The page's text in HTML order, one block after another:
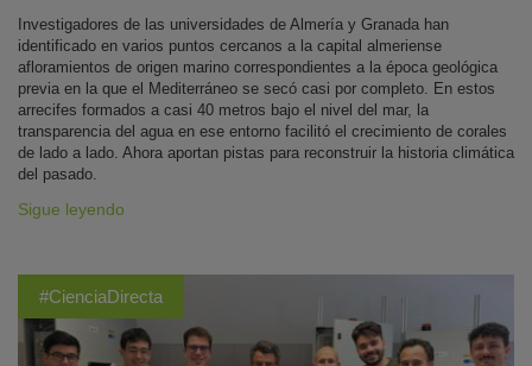
Investigadores de las universidades de Almería y Granada han
identificado en varios puntos cercanos a la capital almeriense
afloramientos de origen marino correspondientes a la época geológica
previa en la que el Mediterráneo se secó casi por completo. En estos
arrecifes formados a casi 40 metros bajo el nivel del mar, la
transparencia del agua en ese entorno facilitó el crecimiento de corales
de lado a lado. Ahora aportan pistas para reconstruir la historia climática
del pasado.
Sigue leyendo
#CienciaDirecta